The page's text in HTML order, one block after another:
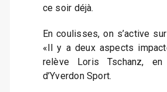
ce soir déjà.
En coulisses, on s’active
«Il y a deux aspects
relève Loris Tschanz,
d’Yverdon Sport.